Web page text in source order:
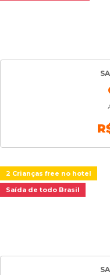
2 Crianças free no hotel
Saída de todo Brasil